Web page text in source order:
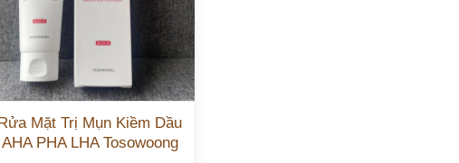
Mặt Trị Mụn Kiềm Dầu
PHA LHA Tosowoong